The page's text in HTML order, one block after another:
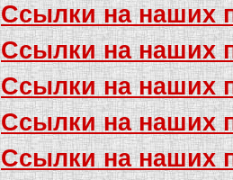
Ссылки на наших
Ссылки на наших
Ссылки на наших
Ссылки на наших
Ссылки на наших